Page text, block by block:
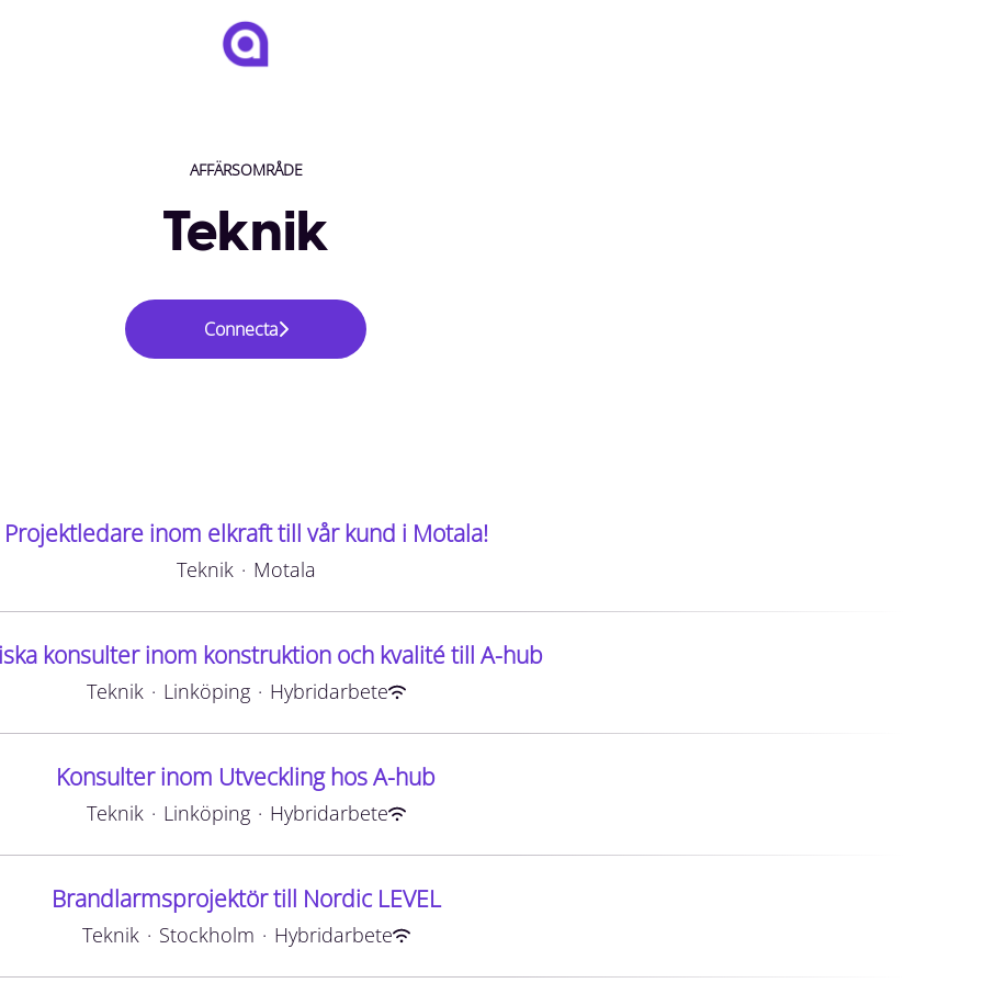
AFFÄRSOMRÅDE
Teknik
Connecta
Projektledare inom elkraft till vår kund i Motala!
Teknik · Motala
konsulter inom konstruktion och kvalité till A-hub
Teknik · Linköping · Hybridarbete
Konsulter inom Utveckling hos A-hub
Teknik · Linköping · Hybridarbete
Brandlarmsprojektör till Nordic LEVEL
Teknik · Stockholm · Hybridarbete